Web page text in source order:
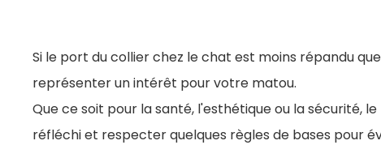
Si le port du collier chez le chat est moins répandu
représenter un intérêt pour votre matou.
Que ce soit pour la santé, l'esthétique ou la sécurité,
réfléchi et respecter quelques règles de bases pour